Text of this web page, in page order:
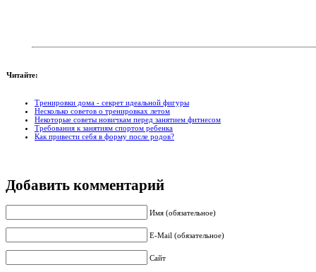
Читайте:
Тренировки дома - секрет идеальной фигуры
Несколько советов о тренировках летом
Некоторые советы новичкам перед занятием фитнесом
Требования к занятиям спортом ребенка
Как привести себя в форму после родов?
Добавить комментарий
Имя (обязательное)
E-Mail (обязательное)
Сайт